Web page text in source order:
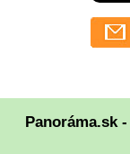
Panoráma.sk